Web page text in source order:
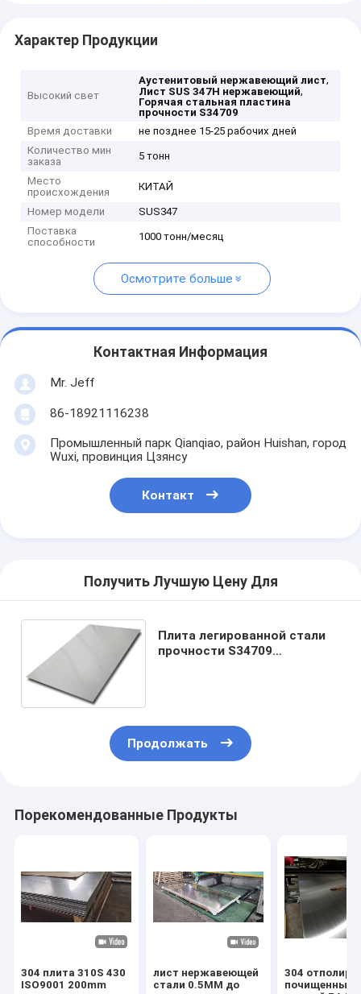
Характер Продукции
Высокий свет
Аустенитовый нержавеющий лист,
Лист SUS 347H нержавеющий,
Горячая стальная пластина
прочности S34709
Время доставки
не позднее 15-25 рабочих дней
Количество мин
заказа
5 тонн
Место
происхождения
КИТАЙ
Номер модели
SUS347
Поставка
способности
1000 тонн/месяц
Осмотрите больше
Контактная Информация
Mr. Jeff
86-18921116238
Промышленный парк Qianqiao, район Huishan, город
Wuxi, провинция Цзянсу
Контакт
Получить Лучшую Цену Для
Плита легированной стали
прочности S34709
Продолжать
Порекомендованные Продукты
304 плита 310S 430
ISO9001 200mm
лист нержавеющей
стали 0.5MM до
304
почищенный